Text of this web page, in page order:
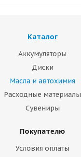
Каталог
Аккумуляторы
Диски
Масла и автохимия
Расходные материалы
Сувениры
Покупателю
Условия оплаты